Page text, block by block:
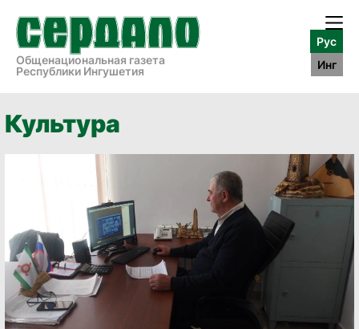
Общенациональная газета
Республики Ингушетия
Рус
Инг
Культура